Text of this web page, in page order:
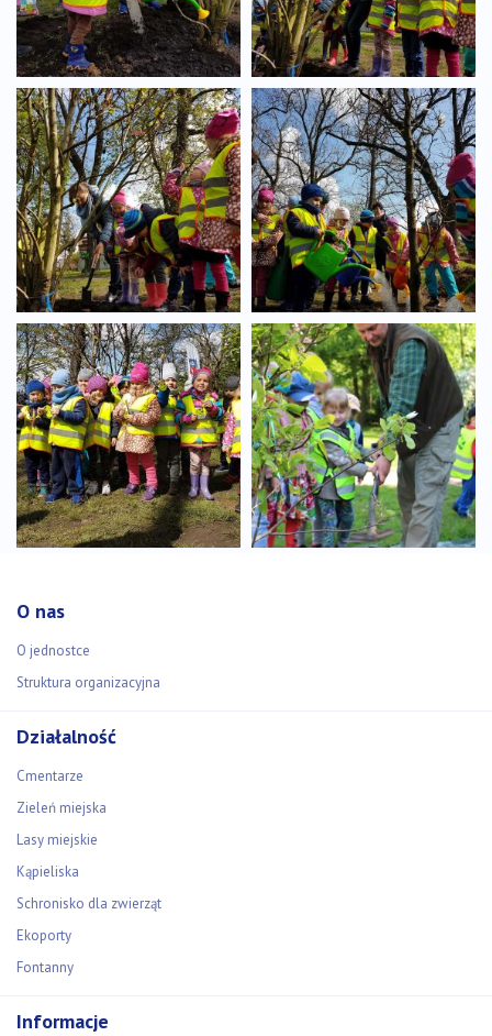
O nas
O jednostce
Struktura organizacyjna
Działalność
Cmentarze
Zieleń miejska
Lasy miejskie
Kąpieliska
Schronisko dla zwierząt
Ekoporty
Fontanny
Informacje